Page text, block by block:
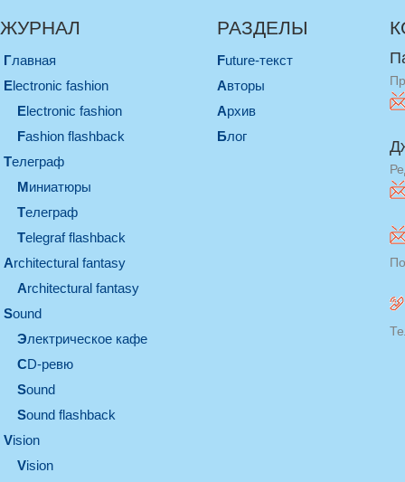
ЖУРНАЛ
Главная
electronic fashion
electronic fashion
Fashion flashback
телеграф
миниатюры
телеграф
Telegraf flashback
architectural fantasy
architectural fantasy
sound
электрическое кафе
CD-ревю
sound
Sound flashback
vision
vision
РАЗДЕЛЫ
Future-текст
Авторы
Архив
Блог